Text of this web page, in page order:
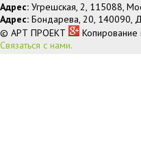
Адрес: Угрешская, 2, 115088,
Адрес: Бондарева, 20, 140090,
© АРТ ПРОЕКТ
Связаться с нами.